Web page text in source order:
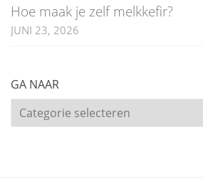
Hoe maak je zelf melkkefir?
JUNI 23, 2026
GA NAAR
Ga
naar